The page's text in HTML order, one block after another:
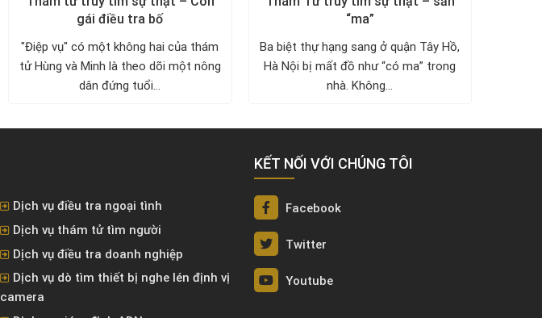
gái điều tra bố
"Điệp vụ" có một không hai của thám
tử Hùng và Minh là theo dõi một nông
dân đứng tuổi...
“ma”
Ba biệt thự hạng sang ở quận Tây Hồ,
Hà Nội bị mất đồ như “có ma” trong
nhà. Không...
Dịch vụ điều tra ngoại tình
Dịch vụ thám tử tìm người
Dịch vụ điều tra doanh nghiệp
Dịch vụ dò tìm thiết bị nghe lén định vị
camera
KẾT NỐI VỚI CHÚNG TÔI
Facebook
Twitter
Youtube